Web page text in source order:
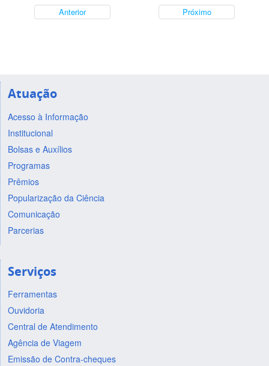
Anterior Próximo
Atuação
Acesso à Informação
Institucional
Bolsas e Auxílios
Programas
Prêmios
Popularização da Ciência
Comunicação
Parcerias
Serviços
Ferramentas
Ouvidoria
Central de Atendimento
Agência de Viagem
Emissão de Contra-cheques